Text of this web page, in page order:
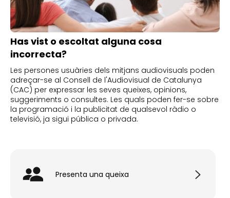
Has vist o escoltat alguna cosa
incorrecta?
Les persones usuàries dels mitjans audiovisuals poden
adreçar-se al Consell de l'Audiovisual de Catalunya
(CAC) per expressar les seves queixes, opinions,
suggeriments o consultes. Les quals poden fer-se sobre
la programació i la publicitat de qualsevol ràdio o
televisió, ja sigui pública o privada.
Presenta una queixa